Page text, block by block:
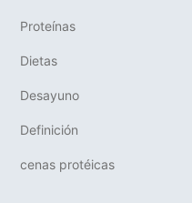
Proteínas
Dietas
Desayuno
Definición
cenas protéicas